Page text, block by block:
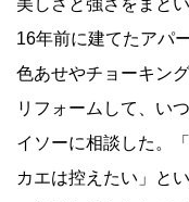
美しさと強さをまと
16年前に建てたアパ
色あせやチョーキン
リフォームして、い
イソーに相談した。
カエは控えたい」と